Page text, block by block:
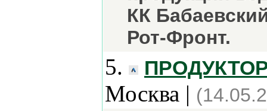
КК
Рот-Фронт.
5.
Москва |